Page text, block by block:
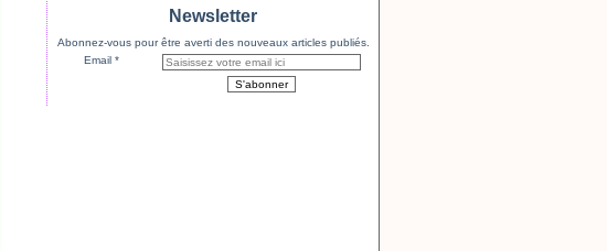
Newsletter
Abonnez-vous pour être averti des nouveaux articles publiés.
Email